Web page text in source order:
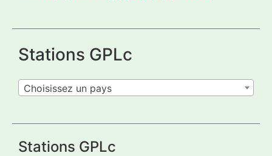
Stations GPLc
Choisissez un pays
Stations GPLc